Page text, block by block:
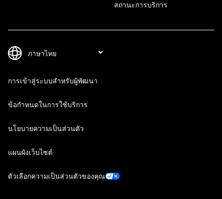
สถานะการบริการ
การเข้าสู่ระบบสำหรับผู้พัฒนา
ข้อกำหนดในการใช้บริการ
นโยบายความเป็นส่วนตัว
แผนผังเว็บไซต์
ตัวเลือกความเป็นส่วนตัวของคุณ